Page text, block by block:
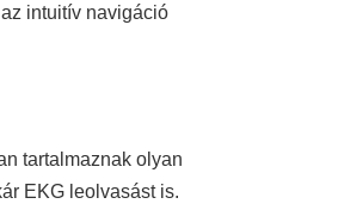
intuitív navigáció
tartalmaznak olyan
EKG leolvasást is.